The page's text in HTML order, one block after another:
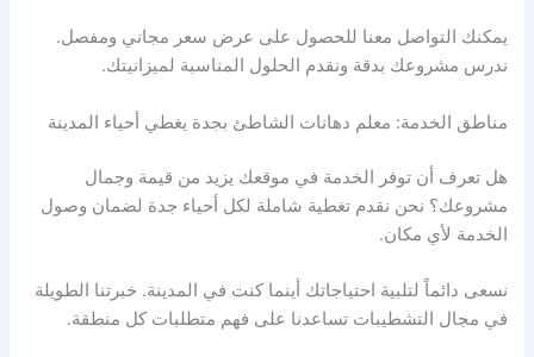
يمكنك التواصل معنا للحصول على عرض سعر مجاني ومفصل.
ندرس مشروعك بدقة ونقدم الحلول المناسبة لميزانيتك.
مناطق الخدمة: معلم دهانات الشاطئ بجدة يغطي أحياء المدينة
هل تعرف أن توفر الخدمة في موقعك يزيد من قيمة وجمال
مشروعك؟ نحن نقدم تغطية شاملة لكل أحياء جدة لضمان وصول
الخدمة لأي مكان.
نسعى دائماً لتلبية احتياجاتك أينما كنت في المدينة. خبرتنا الطويلة
في مجال التشطيبات تساعدنا على فهم متطلبات كل منطقة.